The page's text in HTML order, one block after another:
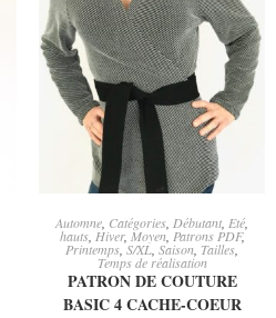
CHOIX DES OPTIONS
Automne, Catégories, Débutant, Eté,
hauts, Hiver, Moyen, Patrons PDF,
Printemps,S/XL, Saison, Tailles,
Temps de réalisation
PATRON DE COUTURE
BASIC 4 CACHE-COEUR